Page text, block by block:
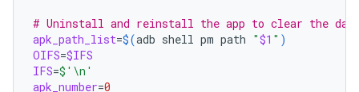
# Uninstall and reinstall the app to clear the
apk_path_list=$(adb shell pm path "$1 " )
OIFS=$IFS
IFS=$'\n'
apk_number=0